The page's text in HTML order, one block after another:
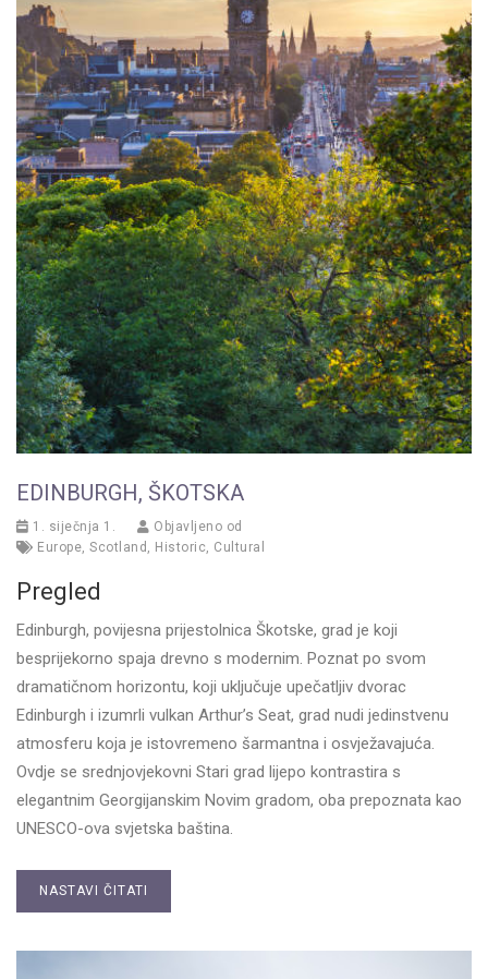
EDINBURGH, ŠKOTSKA
1. siječnja 1.
Objavljeno od
Europe, Scotland , Historic, Cultural
Pregled
Edinburgh, povijesna prijestolnica Škotske, grad je koji
besprijekorno spaja drevno s modernim. Poznat po svom
dramatičnom horizontu, koji uključuje upečatljiv dvorac
Edinburgh i izumrli vulkan Arthur’s Seat, grad nudi jedinstvenu
atmosferu koja je istovremeno šarmantna i osvježavajuća.
Ovdje se srednjovjekovni Stari grad lijepo kontrastira s
elegantnim Georgijanskim Novim gradom, oba prepoznata kao
UNESCO-ova svjetska baština.
NASTAVI ČITATI